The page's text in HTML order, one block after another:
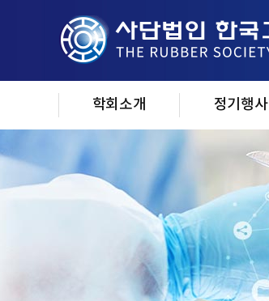
학회소개 정기행사